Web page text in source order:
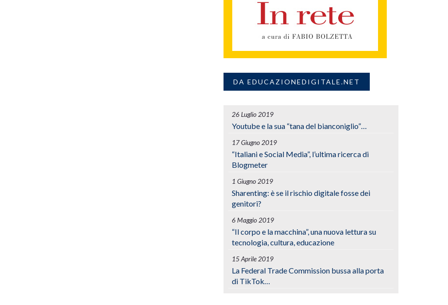
DA EDUCAZIONEDIGITALE.NET
26 Luglio 2019
Youtube e la sua “tana del bianconiglio”…
17 Giugno 2019
“Italiani e Social Media”, l’ultima ricerca di
Blogmeter
1 Giugno 2019
Sharenting: è se il rischio digitale fosse dei
genitori?
6 Maggio 2019
“Il corpo e la macchina”, una nuova lettura su
tecnologia, cultura, educazione
15 Aprile 2019
La Federal Trade Commission bussa alla porta
di TikTok…